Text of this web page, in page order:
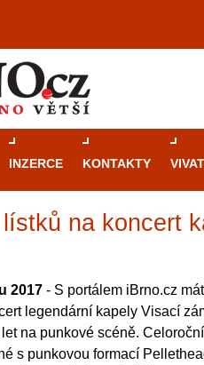
INZERCE KONTAKTY
na koncert
2017 - S portálem iBrno.cz
legendární kapely Visací
na punkové scéně.
s punkovou formací
Průvodce
Brno je
restaurace,
místem, kde
různé
metropoli